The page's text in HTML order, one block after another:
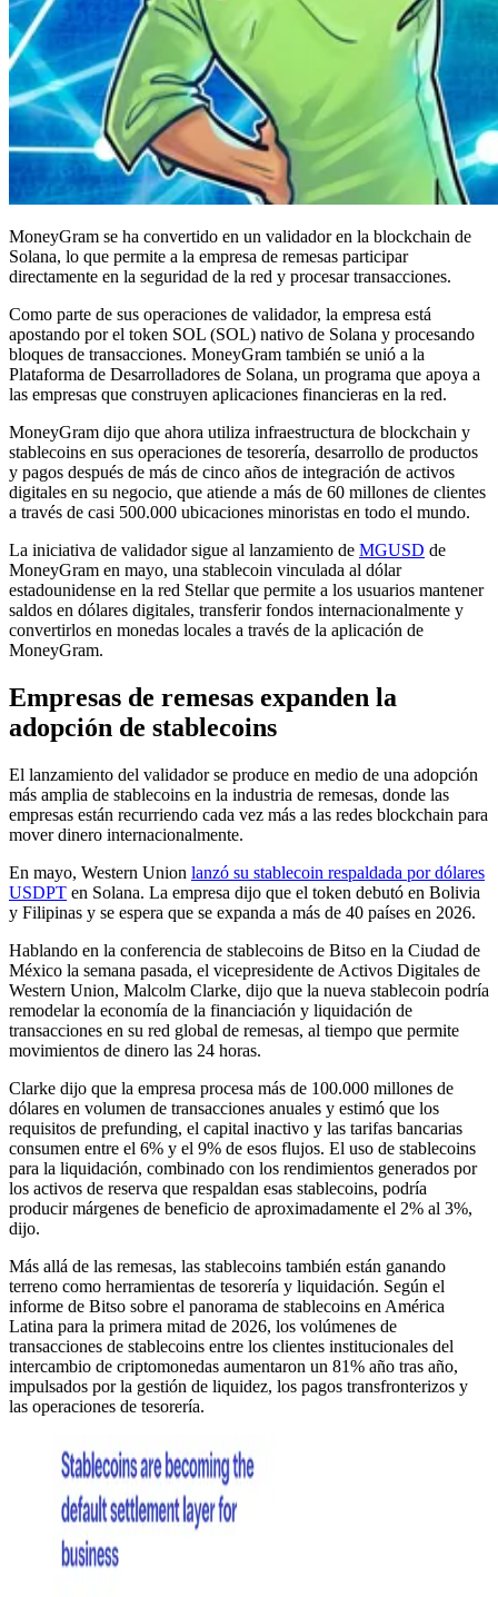
MoneyGram se ha convertido en un validador en la blockchain de
Solana, lo que permite a la empresa de remesas participar
directamente en la seguridad de la red y procesar transacciones.
Como parte de sus operaciones de validador, la empresa está
apostando por el token SOL (SOL) nativo de Solana y procesando
bloques de transacciones. MoneyGram también se unió a la
Plataforma de Desarrolladores de Solana, un programa que apoya a
las empresas que construyen aplicaciones financieras en la red.
MoneyGram dijo que ahora utiliza infraestructura de blockchain y
stablecoins en sus operaciones de tesorería, desarrollo de productos
y pagos después de más de cinco años de integración de activos
digitales en su negocio, que atiende a más de 60 millones de clientes
a través de casi 500.000 ubicaciones minoristas en todo el mundo.
La iniciativa de validador sigue al lanzamiento de MGUSD de
MoneyGram en mayo, una stablecoin vinculada al dólar
estadounidense en la red Stellar que permite a los usuarios mantener
saldos en dólares digitales, transferir fondos internacionalmente y
convertirlos en monedas locales a través de la aplicación de
MoneyGram.
Empresas de remesas expanden la
adopción de stablecoins
El lanzamiento del validador se produce en medio de una adopción
más amplia de stablecoins en la industria de remesas, donde las
empresas están recurriendo cada vez más a las redes blockchain para
mover dinero internacionalmente.
En mayo, Western Union lanzó su stablecoin respaldada por dólares
USDPT en Solana. La empresa dijo que el token debutó en Bolivia
y Filipinas y se espera que se expanda a más de 40 países en 2026.
Hablando en la conferencia de stablecoins de Bitso en la Ciudad de
México la semana pasada, el vicepresidente de Activos Digitales de
Western Union, Malcolm Clarke, dijo que la nueva stablecoin podría
remodelar la economía de la financiación y liquidación de
transacciones en su red global de remesas, al tiempo que permite
movimientos de dinero las 24 horas.
Clarke dijo que la empresa procesa más de 100.000 millones de
dólares en volumen de transacciones anuales y estimó que los
requisitos de prefunding, el capital inactivo y las tarifas bancarias
consumen entre el 6% y el 9% de esos flujos. El uso de stablecoins
para la liquidación, combinado con los rendimientos generados por
los activos de reserva que respaldan esas stablecoins, podría
producir márgenes de beneficio de aproximadamente el 2% al 3%,
dijo.
Más allá de las remesas, las stablecoins también están ganando
terreno como herramientas de tesorería y liquidación. Según el
informe de Bitso sobre el panorama de stablecoins en América
Latina para la primera mitad de 2026, los volúmenes de
transacciones de stablecoins entre los clientes institucionales del
intercambio de criptomonedas aumentaron un 81% año tras año,
impulsados por la gestión de liquidez, los pagos transfronterizos y
las operaciones de tesorería.